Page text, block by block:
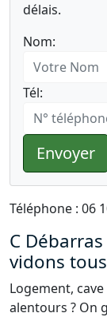
délais.
Nom:
Tél:
Envoyer
Téléphone : 06
C
vidons
Logement,
alentours ? On